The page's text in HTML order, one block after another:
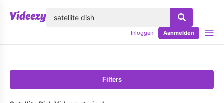
Inloggen Aanmelden
Filters